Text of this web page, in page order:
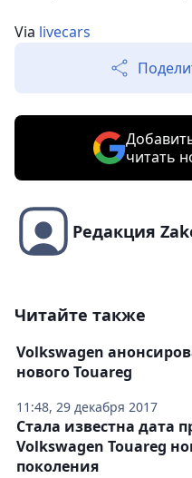
Via livecars
читать
Редакция
Читайте также
11:48, 29 декабря 2017
Volkswagen
нового Touareg
Стала известна дата
Volkswagen Touareg
поколения